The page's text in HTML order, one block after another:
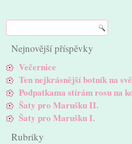
Nejnovější příspěvky
Večernice
Ten nejkrásnější botník na
Podpatkama stírám rosu na
Šaty pro Marušku II.
Šaty pro Marušku I.
Rubriky